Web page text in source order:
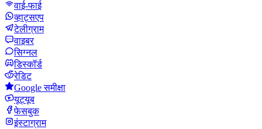
वाई-फाई
व्हाट्सएप
टेलीग्राम
वाइबर
सिग्नल
डिस्कॉर्ड
रेडिट
Google समीक्षा
यूट्यूब
फेसबुक
इंस्टाग्राम